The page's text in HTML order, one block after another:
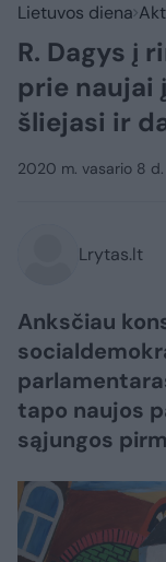
Lietuvos diena
R. Dagys į
prie naujai
šliejasi ir
2020 m. vasario 8 d.
Lrytas.lt
Anksčiau
tapo naujos
sąjungos